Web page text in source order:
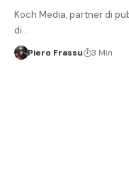
Koch Media, partner di
di…
Piero Frassu 3 Min